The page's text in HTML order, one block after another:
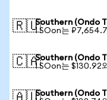
🇷🇺Southern (Ondo
1 SOon는
🇨🇦Southern (Ondo
1 SOon는 $130.92
Southern (Ondo